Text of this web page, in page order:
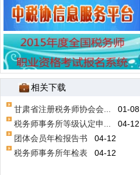
关于申领2025年度税务师职业资格证
书的公告中国注册...[12-16]
关于2025年度税务师职业资格考试成
绩查询有关事项的...[12-08]
2025年度税务师职业资格考试准考证
打印公告 中国注册...[11-05]
2025年度税务师职业资格考试补报
名[08-01]
时间[07-24]
中国注册税务师协会公告〔2025〕第3
[05-08]
关于办理2024年度税务师职业资格证
书及个人会员入会...[01-08]
相关下载
甘肃省注册税务师协会会...
01-08
税务师事务所等级认定申...
04-12
团体会员年检报告书
04-12
税务师事务所年检表
04-12